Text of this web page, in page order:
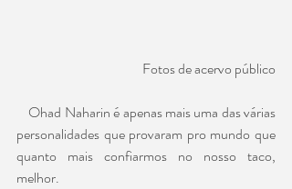
Fotos de acervo público
personalidades que provaram pro mundo que
quanto mais confiarmos no nosso taco,
melhor.